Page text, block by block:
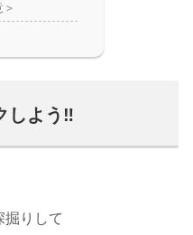
しよう‼️
掘りして